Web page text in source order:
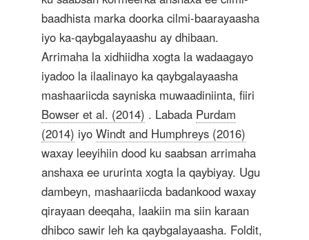
baadhista marka doorka cilmi-baarayaasha
iyo ka-qaybgalayaashu ay dhibaan.
Arrimaha la xidhiidha xogta la wadaagayo
iyadoo la ilaalinayo ka qaybgalayaasha
mashaariicda sayniska muwaadiniinta, fiiri
Bowser et al. (2014) . Labada Purdam
(2014) iyo Windt and Humphreys (2016)
waxay leeyihiin dood ku saabsan arrimaha
anshaxa ee ururinta xogta la qaybiyay. Ugu
dambeyn, mashaariicda badankood waxay
qirayaan deeqaha, laakiin ma siin karaan
dhibco sawir leh ka qaybgalayaasha. Foldit,